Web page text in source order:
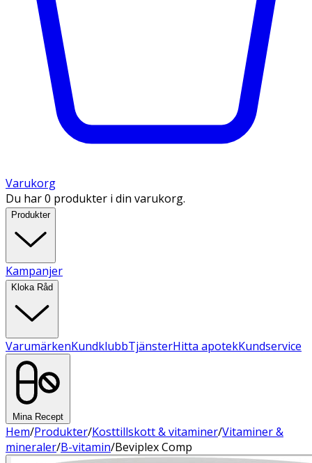
Varukorg
Du har 0 produkter i din varukorg.
Produkter
Kampanjer
Kloka Råd
VarumärkenKundklubbTjänsterHitta apotekKundservice
Mina Recept
Hem/Produkter/Kosttillskott & vitaminer/Vitaminer &
mineraler/B-vitamin/Beviplex Comp